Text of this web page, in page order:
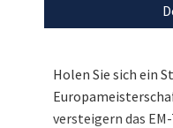
Holen Sie sich ein
versteigern das